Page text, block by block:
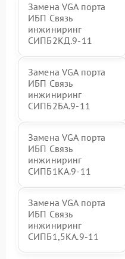
Замена VGA порта
ИБП Связь
инжиниринг
СИПБ2КД.9-11
Замена VGA порта
ИБП Связь
инжиниринг
СИПБ2БА.9-11
Замена VGA порта
ИБП Связь
инжиниринг
СИПБ1КА.9-11
Замена VGA порта
ИБП Связь
инжиниринг
СИПБ1,5КА.9-11